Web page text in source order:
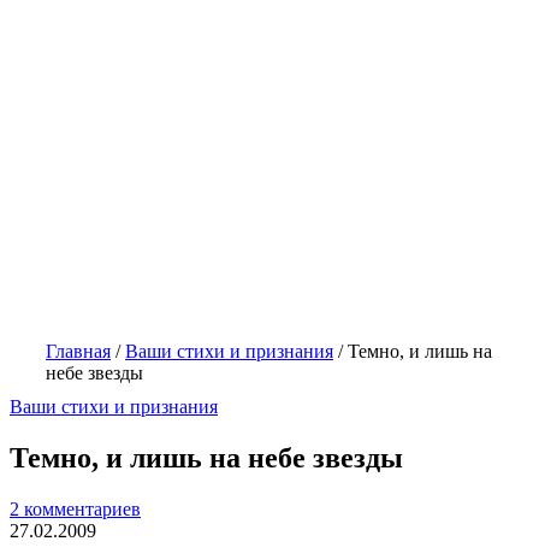
Главная /Ваши стихи и признания /Темно, и лишь на
небе звезды
Ваши стихи и признания
Темно, и лишь на небе звезды
2 комментариев
27.02.2009